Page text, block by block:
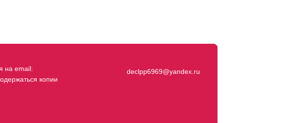
на email:
копии
declpp6969@yandex.ru